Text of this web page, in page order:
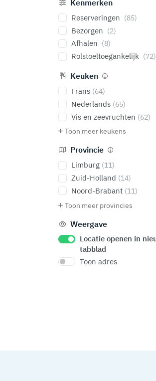
Kenmerken
Reserveringen (85)
Bezorgen (2)
Afhalen (8)
Rolstoeltoegankelijk (72)
Keuken
Frans (64)
Nederlands (65)
Vis en zeevruchten (62)
Toon meer keukens
Provincie
Limburg (11)
Zuid-Holland (14)
Noord-Brabant (11)
Toon meer provincies
Weergave
Locatie openen in
tabblad
Toon adres